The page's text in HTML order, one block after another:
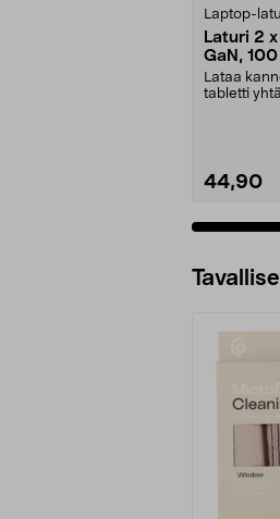
Laptop-
Laturi 2
GaN,
Lataa
tabletti
44,90